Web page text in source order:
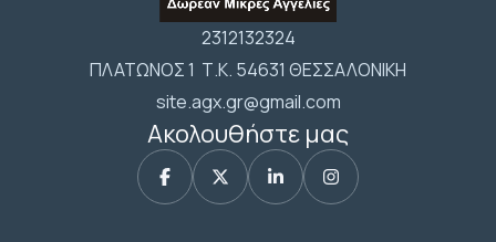
2312132324
ΠΛΑΤΩΝΟΣ 1 Τ.Κ. 54631 ΘΕΣΣΑΛΟΝΙΚΗ
site.agx.gr@gmail.com
Ακολουθήστε μας